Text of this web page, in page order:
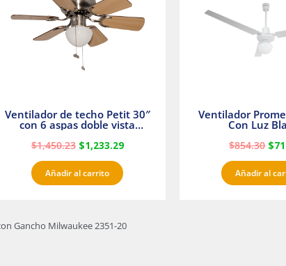
Ventilador de techo Petit 30″
con 6 aspas doble vista
Satinado Masterfan
$1,450.23 $1,233.29
Añadir al carrito
Ventilador
Con Luz
$854.30 $
Añadir al
Gancho Milwaukee 2351-20